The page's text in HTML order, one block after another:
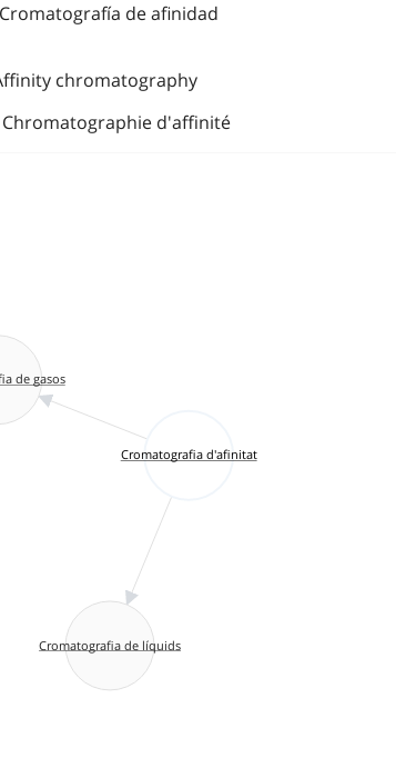
Cromatografía de afinidad
chromatography
Chromatographie d'affinité
Cromatografia d'afinitat
Cromatografia de líquids
de gasos